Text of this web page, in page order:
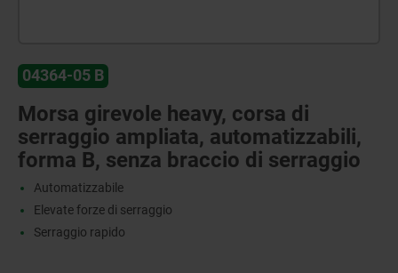
04364-05 B
Morsa girevole heavy, corsa di
serraggio ampliata, automatizzabili,
forma B, senza braccio di serraggio
Automatizzabile
Elevate forze di serraggio
Serraggio rapido